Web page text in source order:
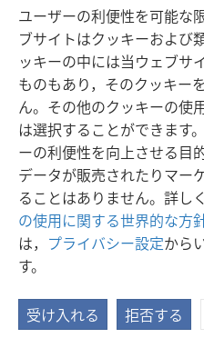
ユーザーの利便性を可能な
ブサイトはクッキーおよび
ッキーの中には当ウェブサ
ものもあり，そのクッキー
ん。その他のクッキーの使
は選択することができます
ーの利便性を向上させる目
データが販売されたりマー
ることはありません。詳しく
の使用に関する世界的な方
は， プライバシー設定から
す。
受け入れる 拒否する
日本語
Copyright
© 2026 Watch Tower
利用規約
プライバシーに関する
ロ